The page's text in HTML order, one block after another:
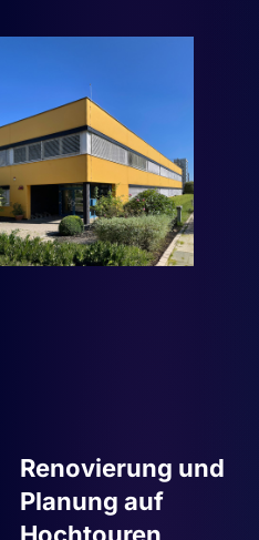
Renovierung und
Planung auf